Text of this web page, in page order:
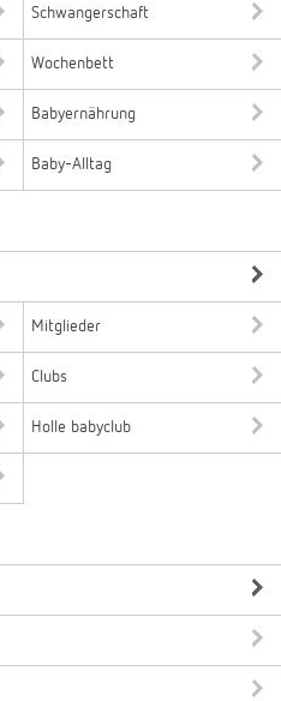
Schwangerschaft
Wochenbett
Babyernährung
Baby-Alltag
Mitglieder
Clubs
Holle babyclub